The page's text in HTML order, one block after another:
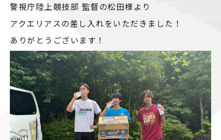
警視庁陸上競技部 監督の松田様より
アクエリアスの差し入れをいただきました！
ありがとうございます！